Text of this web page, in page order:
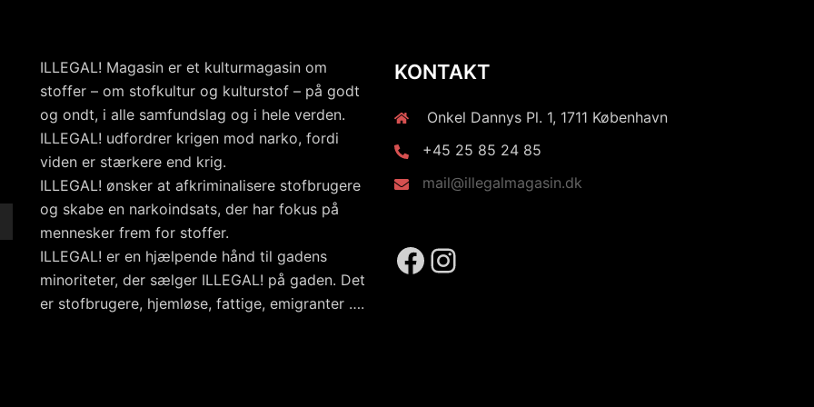
ILLEGAL! Magasin er et kulturmagasin om
stoffer – om stofkultur og kulturstof – på godt
og ondt, i alle samfundslag og i hele verden.
ILLEGAL! udfordrer krigen mod narko, fordi
viden er stærkere end krig.
ILLEGAL! ønsker at afkriminalisere stofbrugere
og skabe en narkoindsats, der har fokus på
mennesker frem for stoffer.
ILLEGAL! er en hjælpende hånd til gadens
minoriteter, der sælger ILLEGAL! på gaden. Det
er stofbrugere, hjemløse, fattige, emigranter ….
KONTAKT
Onkel Dannys Pl. 1, 1711 København
+45 25 85 24 85
mail@illegalmagasin.dk